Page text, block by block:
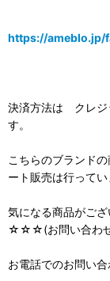
https://
決済方法は クレジ
す。
こちらのブランド
ート販売は行って
気になる商品がご
☆☆☆(お問い合わせ
お電話でのお問い